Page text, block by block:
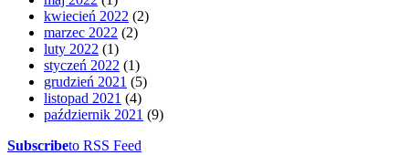
kwiecień 2022 (2)
marzec 2022 (2)
luty 2022 (1)
styczeń 2022 (1)
grudzień 2021 (5)
listopad 2021 (4)
październik 2021 (9)
Subscribeto RSS Feed